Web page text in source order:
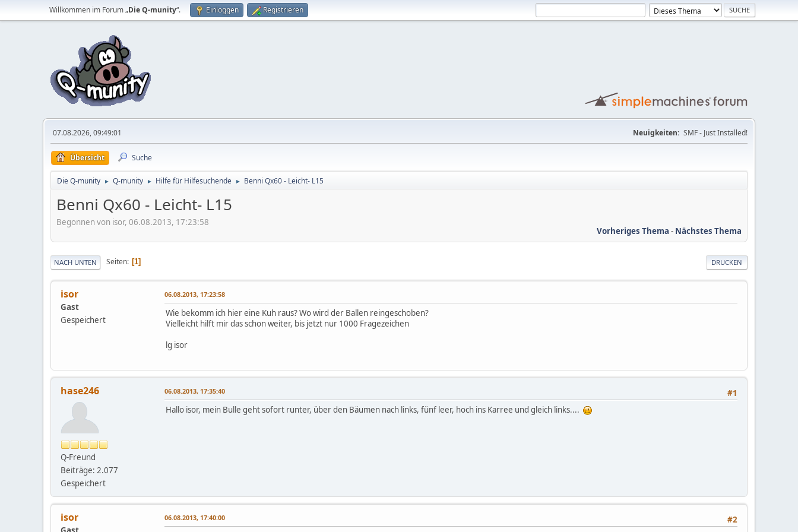
Willkommen im Forum „Die Q-munity“. Einloggen Registrieren
07.08.2026, 09:49:01 Neuigkeiten: SMF - Just Installed!
Übersicht Suche
Die Q-munity ► Q-munity ► Hilfe für Hilfesuchende ► Benni Qx60 - Leicht- L15
Benni Qx60 - Leicht- L15
Begonnen von isor, 06.08.2013, 17:23:58
Vorheriges Thema - Nächstes Thema
DRUCKEN
NACH UNTEN Seiten 1
isor
Gast
Gespeichert
06.08.2013, 17:23:58
Wie bekomm ich hier eine Kuh raus? Wo wird der Ballen reingeschoben?
Vielleicht hilft mir das schon weiter, bis jetzt nur 1000 Fragezeichen
lg isor
hase246
Q-Freund
Beiträge: 2.077
Gespeichert
#1
06.08.2013, 17:35:40
Hallo isor, mein Bulle geht sofort runter, über den Bäumen nach links, fünf leer, hoch ins Karree und gleich links....
isor #2
06.08.2013, 17:40:00